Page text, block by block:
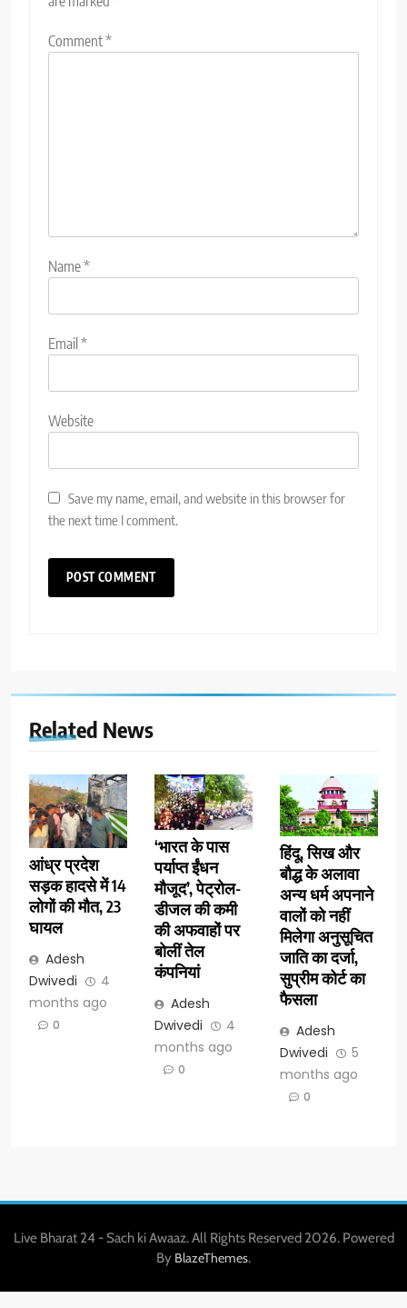
Comment*
Name*
Email *
Website
Save my name, email, and website in this browser for
the next time I comment.
Related News
आंध्र प्रदेश
सड़क हादसे में 14
लोगों की मौत, 23
घायल
Adesh
Dwivedi
4
months ago
0
‘भारत के पास
पर्याप्त ईंधन
मौजूद’, पेट्रोल-
डीजल की कमी
की अफवाहों पर
बोलीं तेल
कंपनियां
Adesh
Dwivedi
4
months ago
0
हिंदू, सिख और
बौद्ध के अलावा
अन्य धर्म अपनाने
वालों को नहीं
मिलेगा अनुसूचित
जाति का दर्जा,
सुप्रीम कोर्ट का
फैसला
Adesh
Dwivedi
5
months ago
0
Live Bharat 24 - Sach ki Awaaz. All Rights Reserved 2026. Powered
By BlazeThemes.